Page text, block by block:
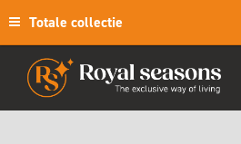
Totale collectie